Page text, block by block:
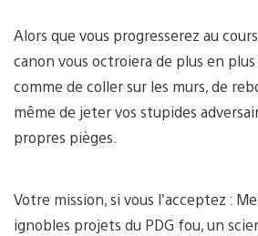
Alors que vous progresserez au
canon vous octroiera de plus en
comme de coller sur les murs, de
même de jeter vos stupides
propres pièges.
Votre mission, si vous l’acceptez :
ignobles projets du PDG fou, un